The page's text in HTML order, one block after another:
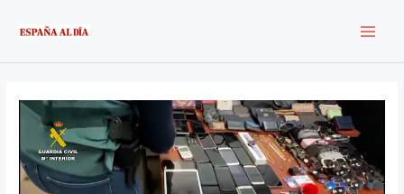
contenido